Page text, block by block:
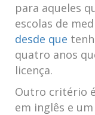
para aqueles
escolas ‍de
desde ⁤que
quatro anos
licença.
Outro‌ critério
em inglês e